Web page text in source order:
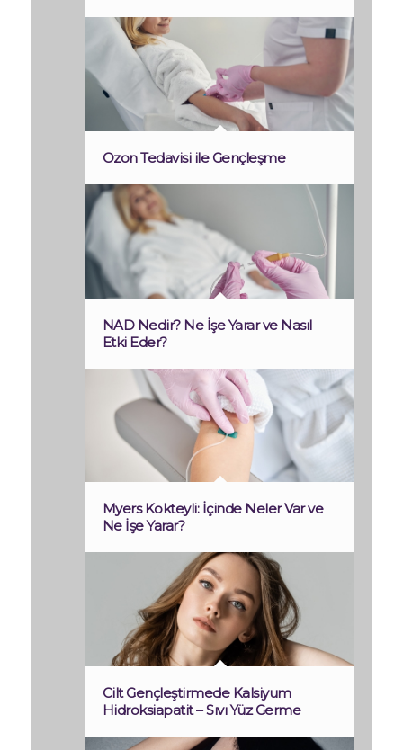
Ozon Tedavisi ile Gençleşme
NAD Nedir? Ne İşe Yarar ve Nasıl
Etki Eder?
Myers Kokteyli: İçinde Neler Var ve
Ne İşe Yarar?
Cilt Gençleştirmede Kalsiyum
Hidroksiapatit – Sıvı Yüz Germe